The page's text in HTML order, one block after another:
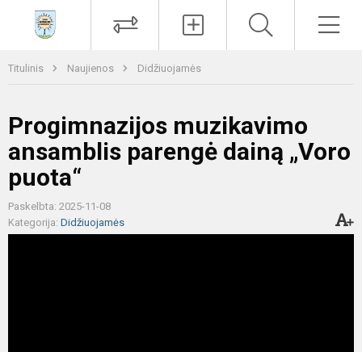
Titulinis Naujienos Didžiuojamės
Progimnazijos muzikavimo
ansamblis parengė dainą „Voro
puota“
Paskelbta: 2025-11-08
Kategorija: Didžiuojamės